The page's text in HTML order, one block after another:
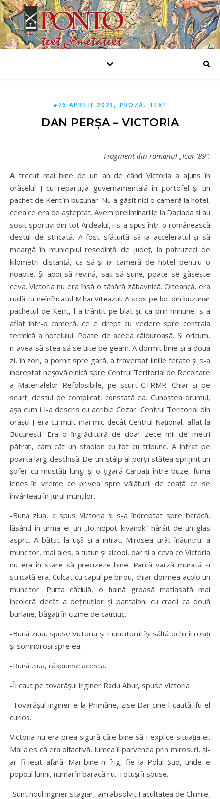
#76 APRILIE 2023 , PROZĂ, TEXT
DAN PERȘA – VICTORIA
Fragment din romanul „Icar ’89”.
Atrecut mai bine de un an de când Victoria a ajuns în
orăşelul J cu repartiţia guvernamentală în portofel şi un
pachet de Kent în buzunar. Nu a găsit nici o cameră la hotel,
ceea ce era de aşteptat. Avem preliminariile la Daciada şi au
sosit sportivi din tot Ardealul, i s-a spus într-o românească
destul de stricată. A fost sfătuită să ia acceleratul şi să
meargă în municipiul reşedinţă de judeţ, la patruzeci de
kilometri distanţă, ca să-şi ia cameră de hotel pentru o
noapte. Şi apoi să revină, sau să sune, poate se găseşte
ceva. Victoria nu era însă o tânără zăbavnică. Olteancă, era
rudă cu neînfricatul Mihai Viteazul. A scos pe loc din buzunar
pachetul de Kent, l-a trântit pe blat şi, ca prin minune, s-a
aflat într-o cameră, ce e drept cu vedere spre centrala
termică a hotelului. Poate de aceea călduroasă. Şi oricum,
n-avea să stea să se uite pe geam. A dormit bine şi a doua
zi, în zori, a pornit spre gară, a traversat liniile ferate şi s-a
îndreptat neşovăielnică spre Centrul Teritorial de Recoltare
a Materialelor Refolosibile, pe scurt CTRMR. Chiar şi pe
scurt, destul de complicat, constată ea. Cunoştea drumul,
aşa cum i l-a descris cu acribie Cezar. Centrul Teritorial din
oraşul J era cu mult mai mic decât Centrul Naţional, aflat la
Bucureşti. Era o îngrăditură de doar zece mii de metri
pătraţi, cam cât un stadion cu tot cu tribune. A intrat pe
poarta larg deschisă. De-un stâlp al porţii stătea sprijinit un
şofer cu mustăţi lungi şi-o ţigară Carpaţi între buze, fuma
leneş în vreme ce privea spre vălătucii de ceaţă ce se
învârteau în jurul munţilor.
-Buna ziua, a spus Victoria şi s-a îndreptat spre baracă,
lăsând în urma ei un „Io nopot kivanok” hârâit de-un glas
aspru. A bătut la uşă şi-a intrat. Mirosea urât înăuntru: a
muncitor, mai ales, a tutun şi alcool, dar şi a ceva ce Victoria
nu era în stare să precizeze bine. Parcă varză murată şi
stricată era. Culcat cu capul pe birou, chiar dormea acolo un
muncitor. Purta căciulă, o haină groasă matlasată mai
incoloră decât a deţinuţilor şi pantaloni cu cracii ca două
burlane, băgaţi în cizme de cauciuc.
-Bună ziua, spuse Victoria şi muncitorul îşi săltă ochii înroşiţi
şi somnoroşi spre ea.
-Bună ziua, răspunse acesta.
-Îl caut pe tovarăşul inginer Radu Abur, spuse Victoria
-Tovarăşul inginer e la Primărie, zise Dar cine-l caută, fu el
curios.
Victoria nu era prea sigură că e bine să-i explice situaţia ei.
Mai ales că era olfactivă, lumea îi parvenea prin mirosuri, şi-
ar fi ieşit afară. Mai bine-n frig, fie la Polul Sud, unde e
popoul lumii, numai în baracă nu. Totuşi îi spuse.
-Sunt noul inginer stagiar, am absolvit Facultatea de Chimie,